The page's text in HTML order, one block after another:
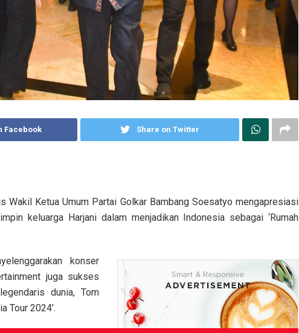
Facebook Share on Twitter
Wakil Ketua Umum Partai Golkar Bambang Soesatyo mengapresiasi
keluarga Harjani dalam menjadikan Indonesia sebagai ‘Rumah
konser
juga sukses
dunia, Tom
Tour 2024’.